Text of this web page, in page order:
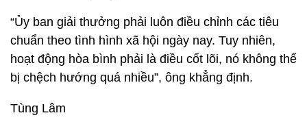
“Ủy ban giải thưởng phải luôn điều chỉnh các tiêu
chuẩn theo tình hình xã hội ngày nay. Tuy nhiên,
hoạt động hòa bình phải là điều cốt lõi, nó không thể
bị chệch hướng quá nhiều”, ông khẳng định.
Tùng Lâm